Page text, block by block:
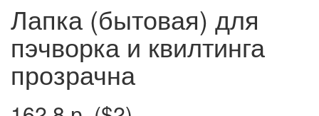
Лапка (бытовая) для
пэчворка и квилтинга
прозрачна